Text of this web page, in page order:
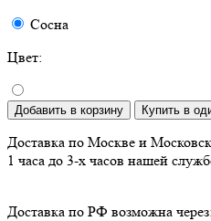
Сосна
Цвет:
Добавить в корзину Купить в
Доставка по Москве и
1 часа до 3-х часов нашей
Доставка по РФ возможна через: